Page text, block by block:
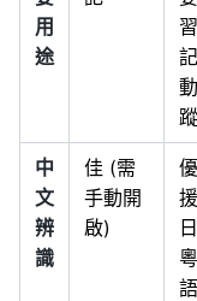
用
途
蹤
中
文
辨
識
佳 (需
手動開
啟)